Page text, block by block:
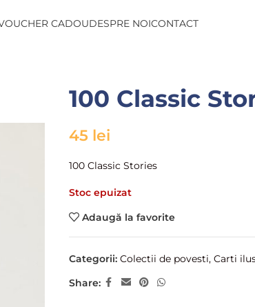
CADOUDESPRE NOICONTACT
100 Classic
45 lei
100 Classic Stories
Stoc epuizat
Adaugă la favorite
Categorii: Colectii de povesti, Carti
Share: